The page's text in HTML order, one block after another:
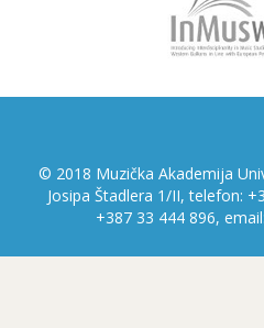
© 2018 Muzička Akademija
Josipa Štadlera 1/II, telefon:
+387 33 444 896,